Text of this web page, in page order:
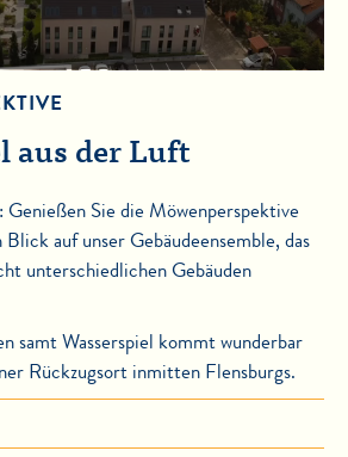
aus der Luft
Sie die Möwenperspektive
auf unser Gebäudeensemble, das
unterschiedlichen Gebäuden
samt Wasserspiel kommt wunderbar
Rückzugsort inmitten Flensburgs.